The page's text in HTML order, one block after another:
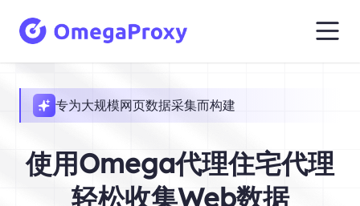
专为大规模网页数据采集而构建
使用Omega代理住宅代理
轻松收集Web数据